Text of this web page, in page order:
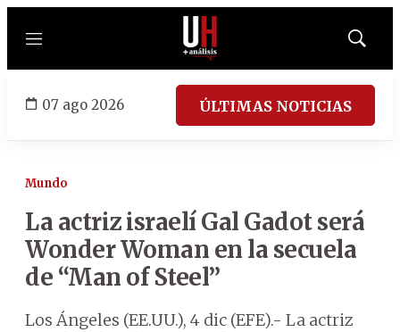
Menú
Mostrar
07 ago 2026 ÚLTIMAS NOTICIAS
Mundo
La actriz israelí Gal Gadot será
Wonder Woman en la secuela
de “Man of Steel”
Los Ángeles (EE.UU.), 4 dic (EFE).- La actriz